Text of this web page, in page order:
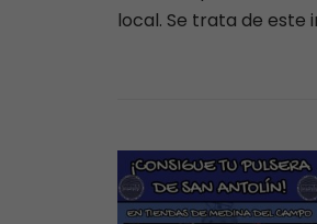
local. Se trata de este